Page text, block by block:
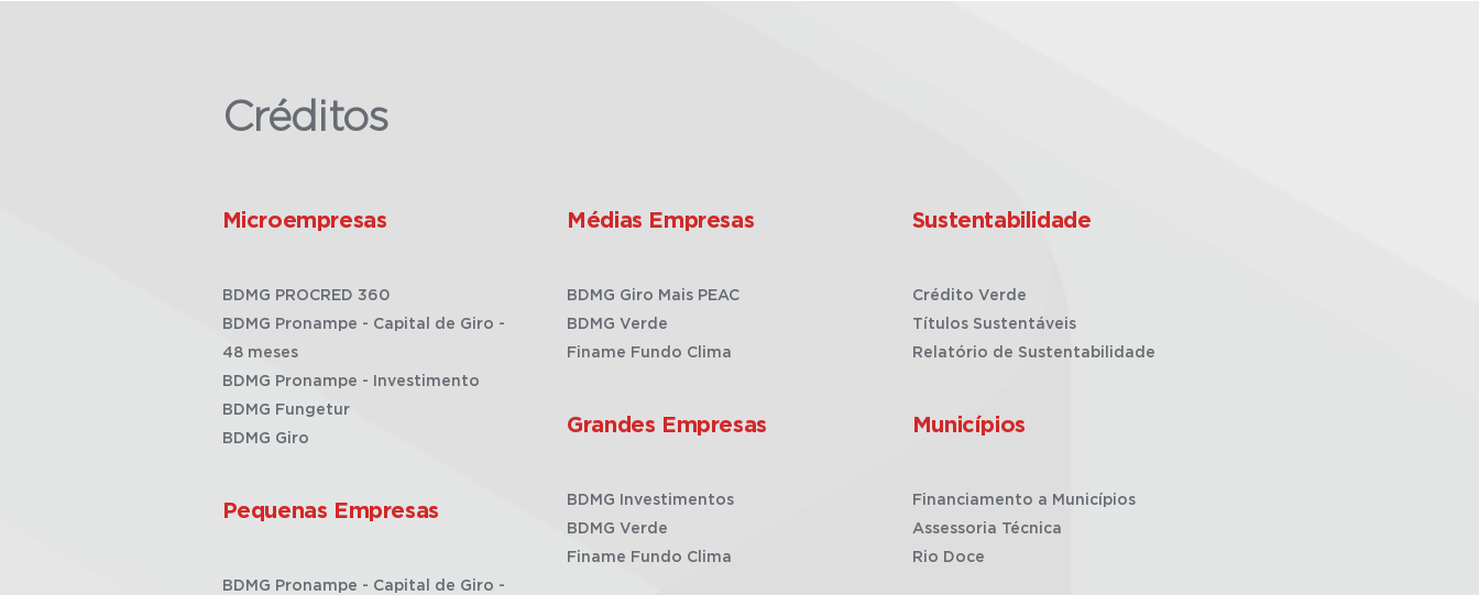
Créditos
Microempresas
BDMG PROCRED 360
BDMG Pronampe - Capital de Giro -
48 meses
BDMG Pronampe - Investimento
BDMG Fungetur
BDMG Giro
Pequenas Empresas
BDMG Pronampe - Capital de Giro -
Médias Empresas
BDMG Giro Mais PEAC
BDMG Verde
Finame Fundo Clima
Grandes Empresas
BDMG Investimentos
BDMG Verde
Finame Fundo Clima
Sustentabilidade
Crédito Verde
Títulos Sustentáveis
Relatório de Sustentabilidade
Municípios
Financiamento a Municípios
Assessoria Técnica
Rio Doce